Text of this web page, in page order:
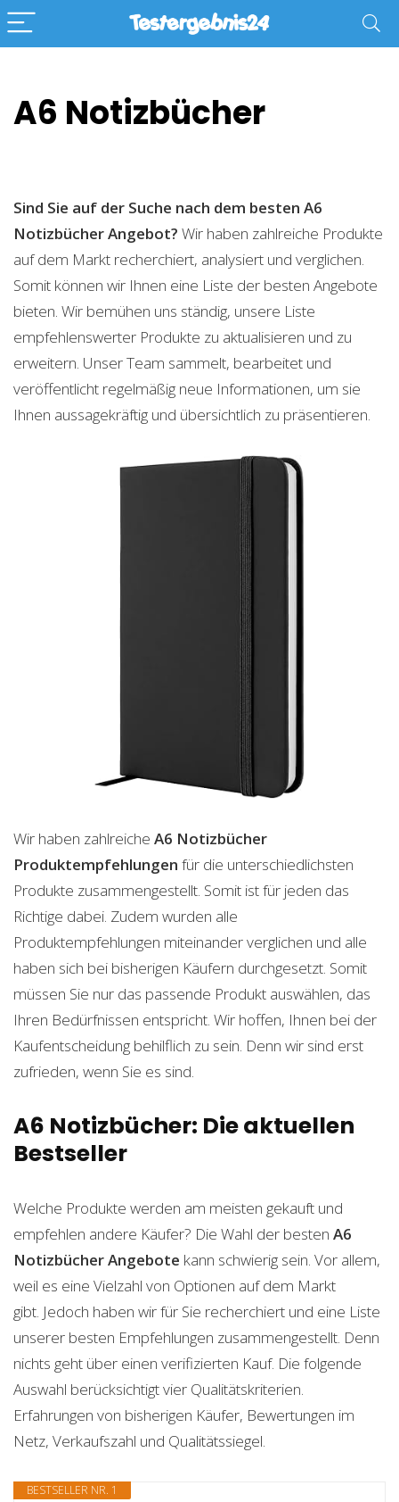
A6 Notizbücher
Sind Sie auf der Suche nach dem besten A6
NotizbücherAngebot? Wir haben zahlreiche Produkte
auf dem Markt recherchiert, analysiert und verglichen.
Somit können wir Ihnen eine Liste der besten Angebote
bieten. Wir bemühen uns ständig, unsere Liste
empfehlenswerter Produkte zu aktualisieren und zu
erweitern. Unser Team sammelt, bearbeitet und
veröffentlicht regelmäßig neue Informationen, um sie
Ihnen aussagekräftig und übersichtlich zu präsentieren.
Wir haben zahlreiche A6 Notizbücher
Produktempfehlungen für die unterschiedlichsten
Produkte zusammengestellt. Somit ist für jeden das
Richtige dabei. Zudem wurden alle
Produktempfehlungen miteinander verglichen und alle
haben sich bei bisherigen Käufern durchgesetzt. Somit
müssen Sie nur das passende Produkt auswählen, das
Ihren Bedürfnissen entspricht. Wir hoffen, Ihnen bei der
Kaufentscheidung behilflich zu sein. Denn wir sind erst
zufrieden, wenn Sie es sind.
A6 Notizbücher: Die aktuellen
Bestseller
Welche Produkte werden am meisten gekauft und
empfehlen andere Käufer? Die Wahl der besten A6
NotizbücherAngebote kann schwierig sein. Vor allem,
weil es eine Vielzahl von Optionen auf dem Markt
gibt. Jedoch haben wir für Sie recherchiert und eine Liste
unserer besten Empfehlungen zusammengestellt. Denn
nichts geht über einen verifizierten Kauf. Die folgende
Auswahl berücksichtigt vier Qualitätskriterien.
Erfahrungen von bisherigen Käufer, Bewertungen im
Netz, Verkaufszahl und Qualitätssiegel.
BESTSELLER NR. 1